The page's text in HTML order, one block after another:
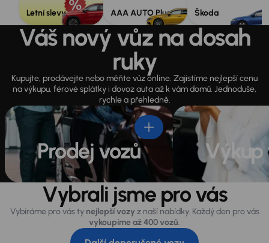
Letní slevy AAA AUTO Plus Škoda
Váš nový vůz na dosah
ruky
Kupujte, prodávejte nebo měňte vůz online. Zajistíme nejlepší cenu
na výkupu, férové splátky i dovoz auta až k vám domů. Jednoduše,
rychle a přehledně.
Prodej vozů
Výkup
Vybrali jsme pro vás
Vybíráme pro vás ty nejlepší vozy z naší nabídky. Každý den pro vás
vykoupíme až 400 vozů.